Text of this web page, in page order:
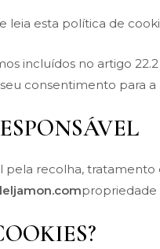
leia esta política de
incluídos no artigo
consentimento para
recolha, tratamento
propriedade